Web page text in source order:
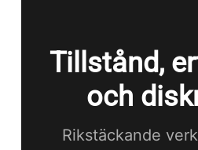
Tillstånd,
och
Rikstäckande